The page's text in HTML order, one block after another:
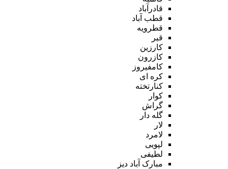
قادرآباد
قطب آباد
قطرویه
قیر
کارزین
کازرون
کامفیروز
کره ای
کنارتخته
کوار
گراش
گله دار
لار
لامرد
لپویی
لطیفی
مبارک آباد دیز